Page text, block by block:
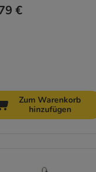
€
Zum Warenkorb
hinzufügen